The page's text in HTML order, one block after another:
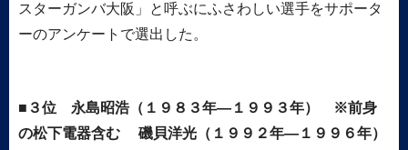
スターガンバ大阪」と呼ぶにふさわしい選手をサポータ
ーのアンケートで選出した。
３位 永島昭浩（１９８３年―１９９３年） ※前身
の松下電器含む 磯貝洋光（１９９２年―１９９６年）